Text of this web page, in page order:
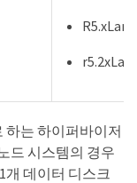
하는 하이퍼바이저
드 시스템의 경우
개 데이터 디스크